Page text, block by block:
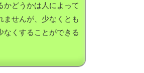
かどうかは人によって
ませんが、少なくとも
なくすることができる